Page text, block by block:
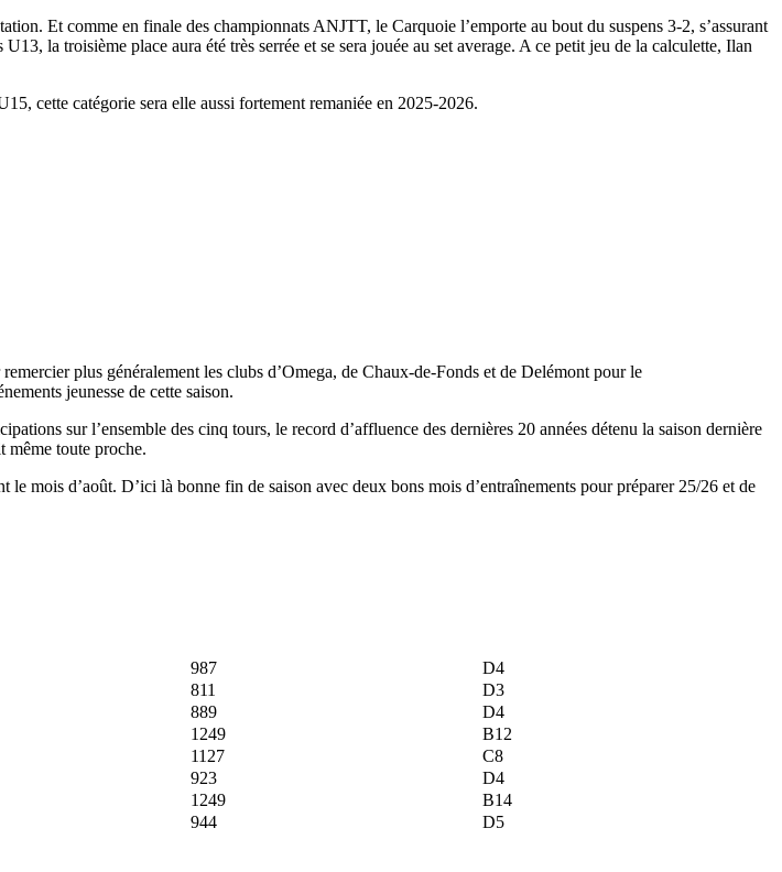
Et comme en finale des championnats ANJTT, le Carquoie l’emporte au bout du suspens 3-2, s’assurant
la troisième place aura été très serrée et se sera jouée au set average. A ce petit jeu de la calculette, Ilan
cette catégorie sera elle aussi fortement remaniée en 2025-2026.
plus généralement les clubs d’Omega, de Chaux-de-Fonds et de Delémont pour le
jeunesse de cette saison.
sur l’ensemble des cinq tours, le record d’affluence des dernières 20 années détenu la saison dernière
même toute proche.
mois d’août. D’ici là bonne fin de saison avec deux bons mois d’entraînements pour préparer 25/26 et de
987
D4
811
D3
889
D4
1249
B12
1127
C8
923
D4
1249
B14
944 D5